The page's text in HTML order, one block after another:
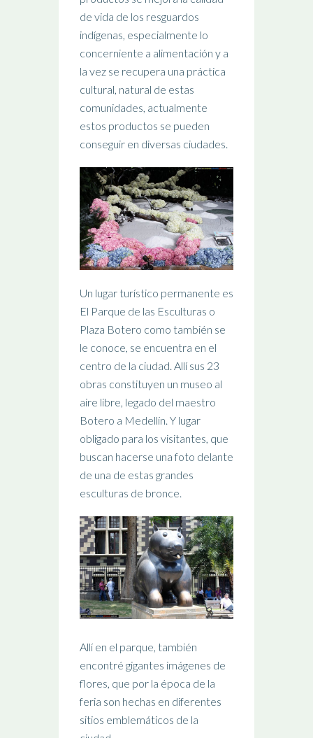
de vida de los resguardos
indígenas, especialmente lo
concerniente a alimentación y a
la vez se recupera una práctica
cultural, natural de estas
comunidades, actualmente
estos productos se pueden
conseguir en diversas ciudades.
Un lugar turístico permanente es
El Parque de las Esculturas o
Plaza Botero como también se
le conoce, se encuentra en el
centro de la ciudad. Allí sus 23
obras constituyen un museo al
aire libre, legado del maestro
Botero a Medellín. Y lugar
obligado para los visitantes, que
buscan hacerse una foto delante
de una de estas grandes
esculturas de bronce.
Allí en el parque, también
encontré gigantes imágenes de
flores, que por la época de la
feria son hechas en diferentes
sitios emblemáticos de la